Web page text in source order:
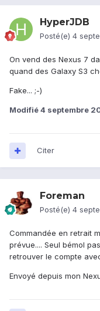
HyperJDB
Posté(e) 4
On vend des Nexus 7
quand des Galaxy S3
Fake... ;-)
Modifié4 septembre
Citer
Foreman
Posté(e) 4
Commandée en retrait
prévue.... Seul bémol
retrouver le compte
Envoyé depuis mon